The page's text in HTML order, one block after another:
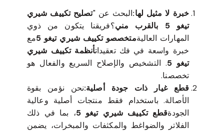
خبرة لا مثيل لها:البحث عن "تصليح تكييف شيري
تيغو 5 بالقرب مني
؟فريقنا يتكون من ذوي
المهارات العاليةمتخصصو تكييف شيري تيغو 5
مع
خبرة واسعة في فك تعقيداتأنظمة تكييف شيري
تيغو 5 . التشخيص والإصلاح السريع والفعال هو
تخصصنا.
قطع غيار ذات جودة أصلية:نحن نؤمن بقوة
الأصالة. باستخدام فقط منتجات أصلية وعالية
الجودةقطع تكييف شيري تيغو 5 ، بما في ذلك
الفلاتر والضواغط والمكثفات والمبخرات، يضمن